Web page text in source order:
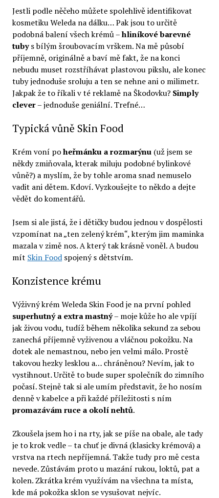
Jestli podle něčeho můžete spolehlivě identifikovat
kosmetiku Weleda na dálku… Pak jsou to určitě
podobná balení všech krémů –hliníkové barevné
tubys bílým šroubovacím vrškem. Na mě působí
příjemně, originálně a baví mě fakt, že na konci
nebudu muset rozstříhávat plastovou pikslu, ale konec
tuby jednoduše sroluju a ten se nehne ani o milimetr.
Jakpak že to říkali v té reklamě na Škodovku? Simply
clever– jednoduše geniální. Trefné…
Typická vůně Skin Food
Krém voní poheřmánku a rozmarýnu(už jsem se
někdy zmiňovala, kterak miluju podobné bylinkové
vůně?) a myslím, že by tohle aroma snad nemuselo
vadit ani dětem. Kdoví. Vyzkoušejte to někdo a dejte
vědět do komentářů.
Jsem si ale jistá, že i dětičky budou jednou v dospělosti
vzpomínat na „ten zelený krém“, kterým jim maminka
mazala v zimě nos. A který tak krásně voněl. A budou
mít Skin Foodspojený s dětstvím.
Konzistence krému
Výživný krém Weleda Skin Food je na první pohled
superhutný a extra mastný– moje kůže ho ale vpíjí
jak živou vodu, tudíž během několika sekund za sebou
zanechá příjemně vyživenou a vláčnou pokožku. Na
dotek ale nemastnou, nebo jen velmi málo. Prostě
takovou hezky lesklou a… chráněnou? Nevím, jak to
vystihnout. Určitě to bude super společník do zimního
počasí. Stejně tak si ale umím představit, že ho nosím
denně v kabelce a při každé příležitosti s ním
promazávám ruce a okolí nehtů.
Zkoušela jsem ho i na rty, jak se píše na obale, ale tady
je to krok vedle – ta chuť je divná (klasicky krémová) a
vrstva na rtech nepříjemná. Takže tudy pro mě cesta
nevede. Zůstávám proto u mazání rukou, loktů, pat a
kolen. Zkrátka krém využívám na všechna ta místa,
kde má pokožka sklon se vysušovat nejvíc.